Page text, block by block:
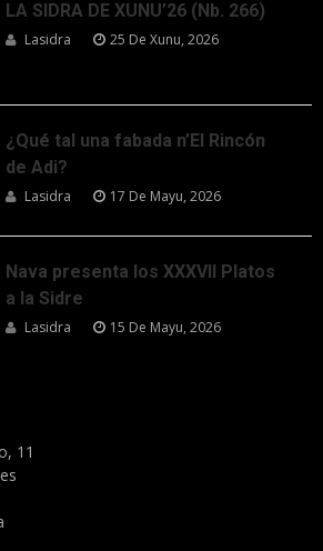
LA SIDRA DE XUNU’26 (Nb. 266)
Lasidra 25 De Xunu, 2026
¿Qué tal una fabada n’El Rincón
de Adi?
Lasidra 17 De Mayu, 2026
Nava presenta los XXXVII Platos
a la Sidre
Lasidra 15 De Mayu, 2026
11